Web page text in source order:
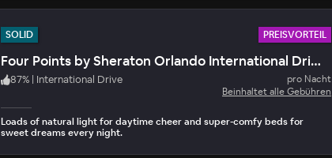
SOLID PREISVORTEIL
Four Points by Sheraton Orlando International Drive
87% | International Drive
pro Nacht
Beinhaltet alle Gebühren
Loads of natural light for daytime cheer and super-comfy beds for
sweet dreams every night.